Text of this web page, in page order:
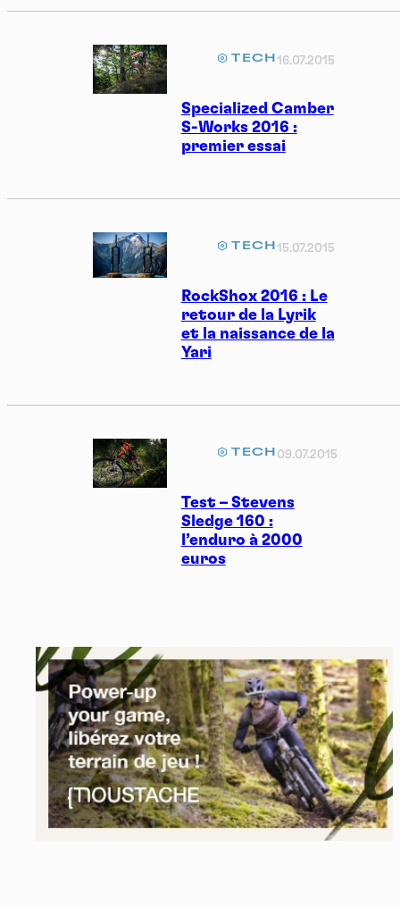
Specialized Camber
S-Works 2016 :
premier essai
TECH16.07.2015
RockShox 2016 : Le
retour de la Lyrik
et la naissance de la
Yari
TECH15.07.2015
Test – Stevens
Sledge 160 :
l’enduro à 2000
euros
TECH 09.07.2015